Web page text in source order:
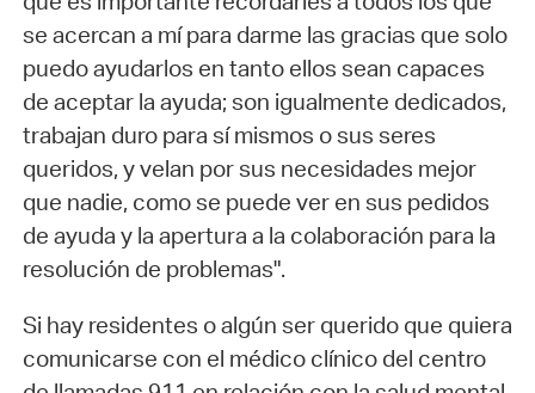
se acercan a mí para darme las gracias que solo
puedo ayudarlos en tanto ellos sean capaces
de aceptar la ayuda; son igualmente dedicados,
trabajan duro para sí mismos o sus seres
queridos, y velan por sus necesidades mejor
que nadie, como se puede ver en sus pedidos
de ayuda y la apertura a la colaboración para la
resolución de problemas".
Si hay residentes o algún ser querido que quiera
comunicarse con el médico clínico del centro